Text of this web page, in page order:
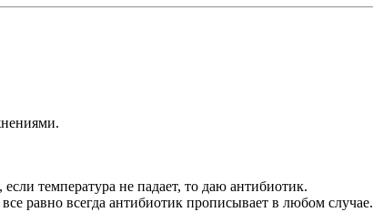
температура не падает, то даю антибиотик.
равно всегда антибиотик прописывает в любом случае.